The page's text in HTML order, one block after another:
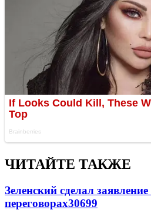
ЧИТАЙТЕ ТАКЖЕ
Зеленский сделал
переговорах30699